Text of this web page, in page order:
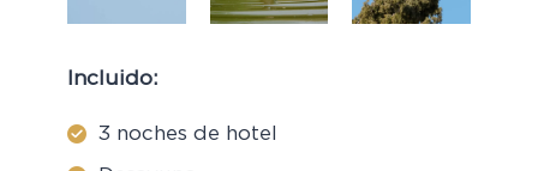
Incluido:
3 noches de hotel